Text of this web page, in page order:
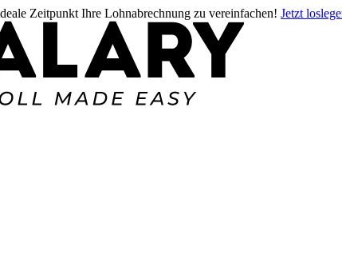
Zeitpunkt Ihre Lohnabrechnung zu vereinfachen! Jetzt